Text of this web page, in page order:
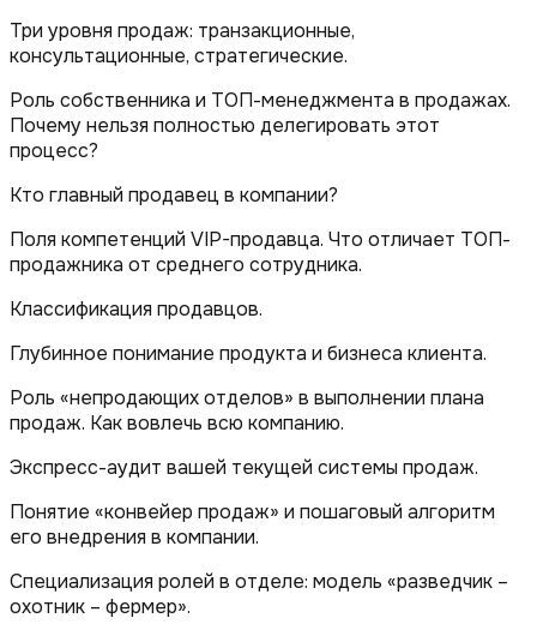
Три уровня продаж: транзакционные,
консультационные, стратегические.
Роль собственника и ТОП-менеджмента в продажах.
Почему нельзя полностью делегировать этот
процесс?
Кто главный продавец в компании?
Поля компетенций VIP-продавца. Что отличает ТОП-
продажника от среднего сотрудника.
Классификация продавцов.
Глубинное понимание продукта и бизнеса клиента.
Роль «непродающих отделов» в выполнении плана
продаж. Как вовлечь всю компанию.
Экспресс-аудит вашей текущей системы продаж.
Понятие «конвейер продаж» и пошаговый алгоритм
его внедрения в компании.
Специализация ролей в отделе: модель «разведчик –
охотник – фермер».